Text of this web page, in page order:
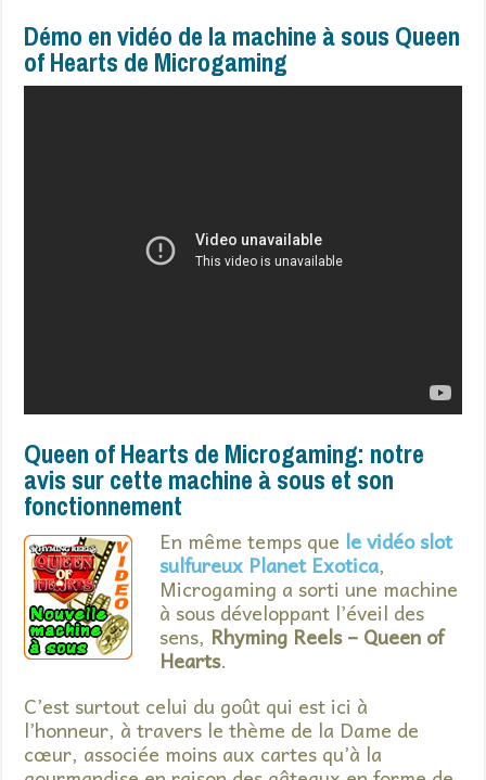
Démo en vidéo de la machine à sous Queen
of Hearts de Microgaming
Queen of Hearts de Microgaming: notre
avis sur cette machine à sous et son
fonctionnement
En même temps que le vidéo slot
sulfureux Planet Exotica,
Microgaming a sorti une machine
à sous développant l’éveil des
sens, Rhyming Reels – Queen of
Hearts.
C’est surtout celui du goût qui est ici à
l’honneur, à travers le thème de la Dame de
cœur, associée moins aux cartes qu’à la